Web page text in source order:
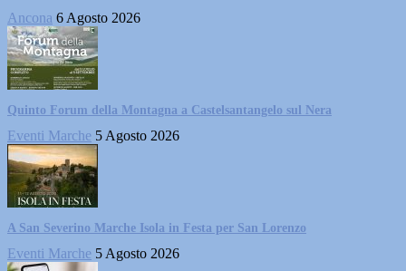
Ancona 6 Agosto 2026
Quinto Forum della Montagna a Castelsantangelo sul Nera
Eventi Marche 5 Agosto 2026
A San Severino Marche Isola in Festa per San Lorenzo
Eventi Marche 5 Agosto 2026